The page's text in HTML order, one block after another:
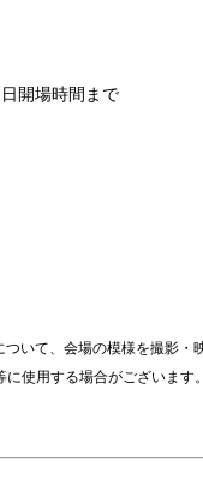
開場時間まで
いて、会場の模様を撮影・
使用する場合がございま